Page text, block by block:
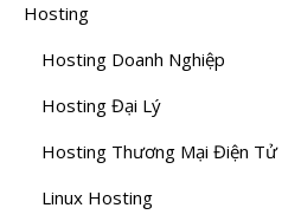
Hosting
Hosting Doanh Nghiệp
Hosting Đại Lý
Hosting Thương Mại Điện Tử
Linux Hosting